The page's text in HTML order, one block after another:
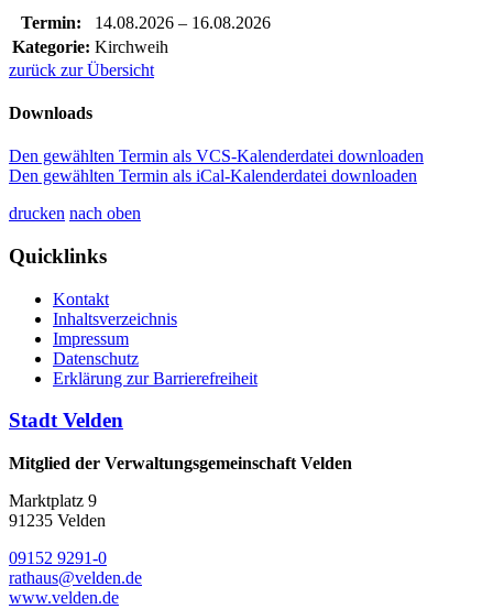
Termin: 14.08.2026 – 16.08.2026
Kategorie: Kirchweih
zurück zur Übersicht
Downloads
Den gewählten Termin als VCS-Kalenderdatei downloaden
Den gewählten Termin als iCal-Kalenderdatei downloaden
drucken nach oben
Quicklinks
Kontakt
Inhaltsverzeichnis
Impressum
Datenschutz
Erklärung zur Barrierefreiheit
Stadt Velden
Mitglied der Verwaltungsgemeinschaft Velden
Marktplatz 9
91235 Velden
09152 9291-0
rathaus@velden.de
www.velden.de